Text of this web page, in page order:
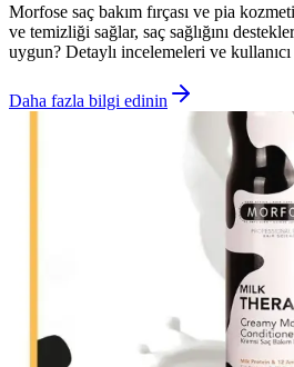
Morfose saç bakım fırçası ve pia
ve temizliği sağlar, saç sağlığını
uygun? Detaylı incelemeleri ve
Daha fazla bilgi edinin